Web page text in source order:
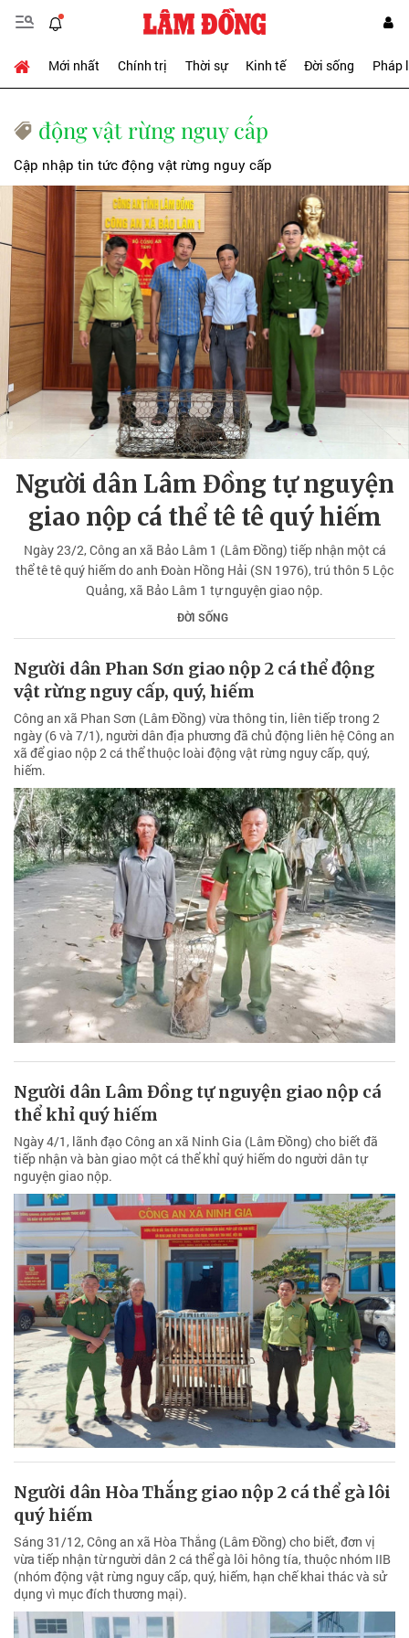
Mới nhất Chính trị Thời sự Kinh tế Đời sống Pháp
động vật rừng nguy cấp
Cập nhập tin tức động vật rừng nguy cấp
Người dân Lâm Đồng tự nguyện
giao nộp cá thể tê tê quý hiếm
Ngày 23/2, Công an xã Bảo Lâm 1 (Lâm Đồng) tiếp nhận một cá
thể tê tê quý hiếm do anh Đoàn Hồng Hải (SN 1976), trú thôn 5 Lộc
Quảng, xã Bảo Lâm 1 tự nguyện giao nộp.
ĐỜI SỐNG
Người dân Phan Sơn giao nộp 2 cá thể động
vật rừng nguy cấp, quý, hiếm
Công an xã Phan Sơn (Lâm Đồng) vừa thông tin, liên tiếp trong 2
ngày (6 và 7/1), người dân địa phương đã chủ động liên hệ Công an
xã để giao nộp 2 cá thể thuộc loài động vật rừng nguy cấp, quý,
hiếm.
Người dân Lâm Đồng tự nguyện giao nộp cá
thể khỉ quý hiếm
Ngày 4/1, lãnh đạo Công an xã Ninh Gia (Lâm Đồng) cho biết đã
tiếp nhận và bàn giao một cá thể khỉ quý hiếm do người dân tự
nguyện giao nộp.
Người dân Hòa Thắng giao nộp 2 cá thể gà lôi
quý hiếm
Sáng 31/12, Công an xã Hòa Thắng (Lâm Đồng) cho biết, đơn vị
vừa tiếp nhận từ người dân 2 cá thể gà lôi hông tía, thuộc nhóm IIB
(nhóm động vật rừng nguy cấp, quý, hiếm, hạn chế khai thác và sử
dụng vì mục đích thương mại).